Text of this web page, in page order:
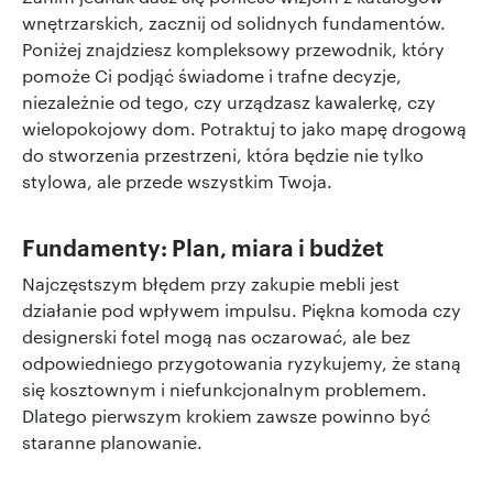
wnętrzarskich, zacznij od solidnych fundamentów.
Poniżej znajdziesz kompleksowy przewodnik, który
pomoże Ci podjąć świadome i trafne decyzje,
niezależnie od tego, czy urządzasz kawalerkę, czy
wielopokojowy dom. Potraktuj to jako mapę drogową
do stworzenia przestrzeni, która będzie nie tylko
stylowa, ale przede wszystkim Twoja.
Fundamenty: Plan, miara i budżet
Najczęstszym błędem przy zakupie mebli jest
działanie pod wpływem impulsu. Piękna komoda czy
designerski fotel mogą nas oczarować, ale bez
odpowiedniego przygotowania ryzykujemy, że staną
się kosztownym i niefunkcjonalnym problemem.
Dlatego pierwszym krokiem zawsze powinno być
staranne planowanie.